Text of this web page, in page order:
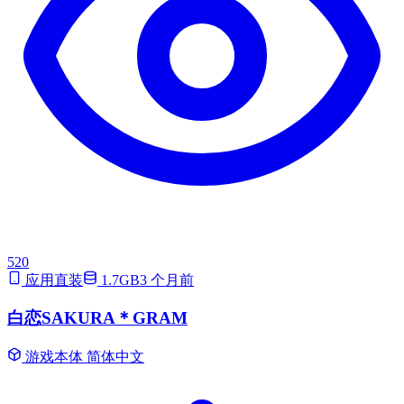
520
应用直装
1.7GB3 个月前
白恋SAKURA＊GRAM
游戏本体 简体中文